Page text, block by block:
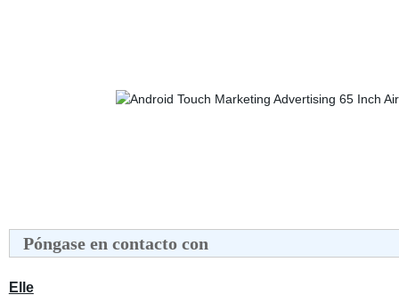
Póngase en contacto con
Elle